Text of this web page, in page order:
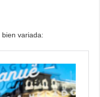
bien variada: